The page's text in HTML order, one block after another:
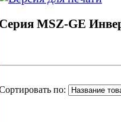
Серия MSZ-GE
по: